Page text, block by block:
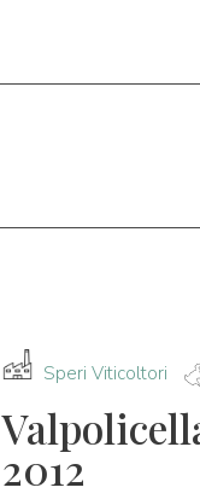
Speri Viticoltori
2012